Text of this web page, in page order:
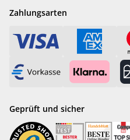
Zahlungsarten
Geprüft und sicher